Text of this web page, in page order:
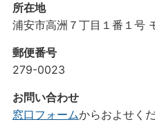
所在地
浦安市高洲７丁目１番１号
郵便番号
279-0023
お問い合わせ
窓口フォームからおよせく